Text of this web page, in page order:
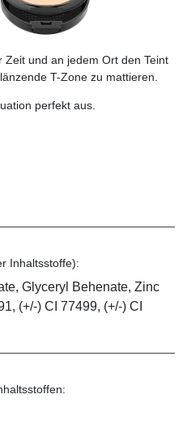
und an jedem Ort den Teint
T-Zone zu mattieren.
perfekt aus.
Inhaltsstoffe):
Glyceryl Behenate, Zinc
(+/-) CI 77499, (+/-) CI